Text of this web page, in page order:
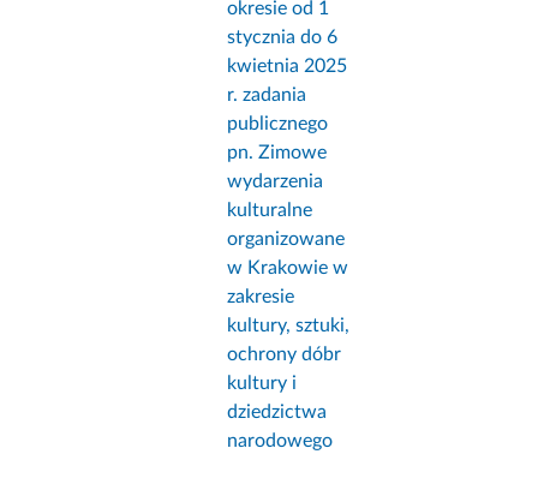
okresie od 1
stycznia do 6
kwietnia 2025
r. zadania
publicznego
pn. Zimowe
wydarzenia
kulturalne
organizowane
w Krakowie w
zakresie
kultury, sztuki,
ochrony dóbr
kultury i
dziedzictwa
narodowego